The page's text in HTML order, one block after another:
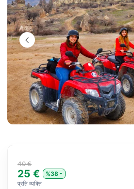
40 €
25 €
%38
प्रति व्यक्ति